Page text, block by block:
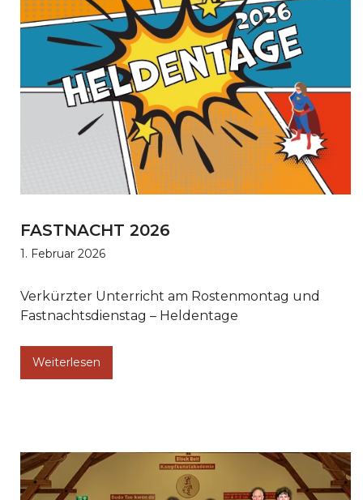
FASTNACHT 2026
1. Februar 2026
Verkürzter Unterricht am Rostenmontag und
Fastnachtsdienstag – Heldentage
Weiterlesen